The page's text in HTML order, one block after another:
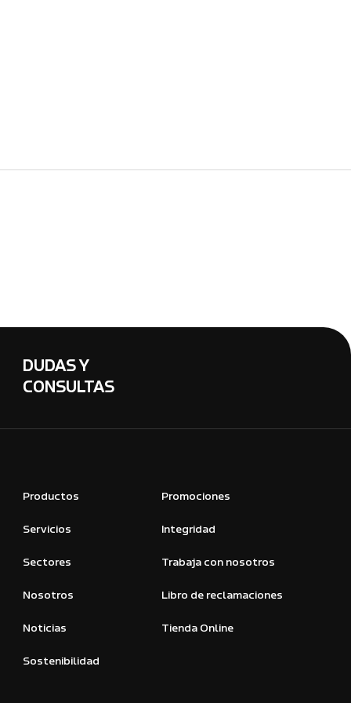
DUDAS Y
CONSULTAS
Productos
Servicios
Sectores
Nosotros
Noticias
Sostenibilidad
Promociones
Integridad
Trabaja con nosotros
Libro de reclamaciones
Tienda Online